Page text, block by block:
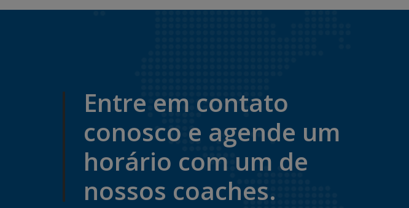
Entre em contato
conosco e agende um
horário com um de
nossos coaches.